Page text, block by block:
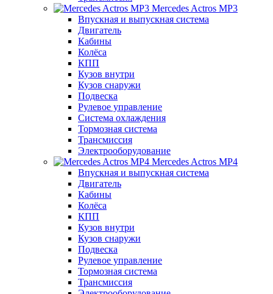
Mercedes Actros MP3
Впускная и выпускная система
Двигатель
Кабины
Колёса
КПП
Кузов внутри
Кузов снаружи
Подвеска
Рулевое управление
Система охлаждения
Тормозная система
Трансмиссия
Электрооборудование
Mercedes Actros MP4
Впускная и выпускная система
Двигатель
Кабины
Колёса
КПП
Кузов внутри
Кузов снаружи
Подвеска
Рулевое управление
Тормозная система
Трансмиссия